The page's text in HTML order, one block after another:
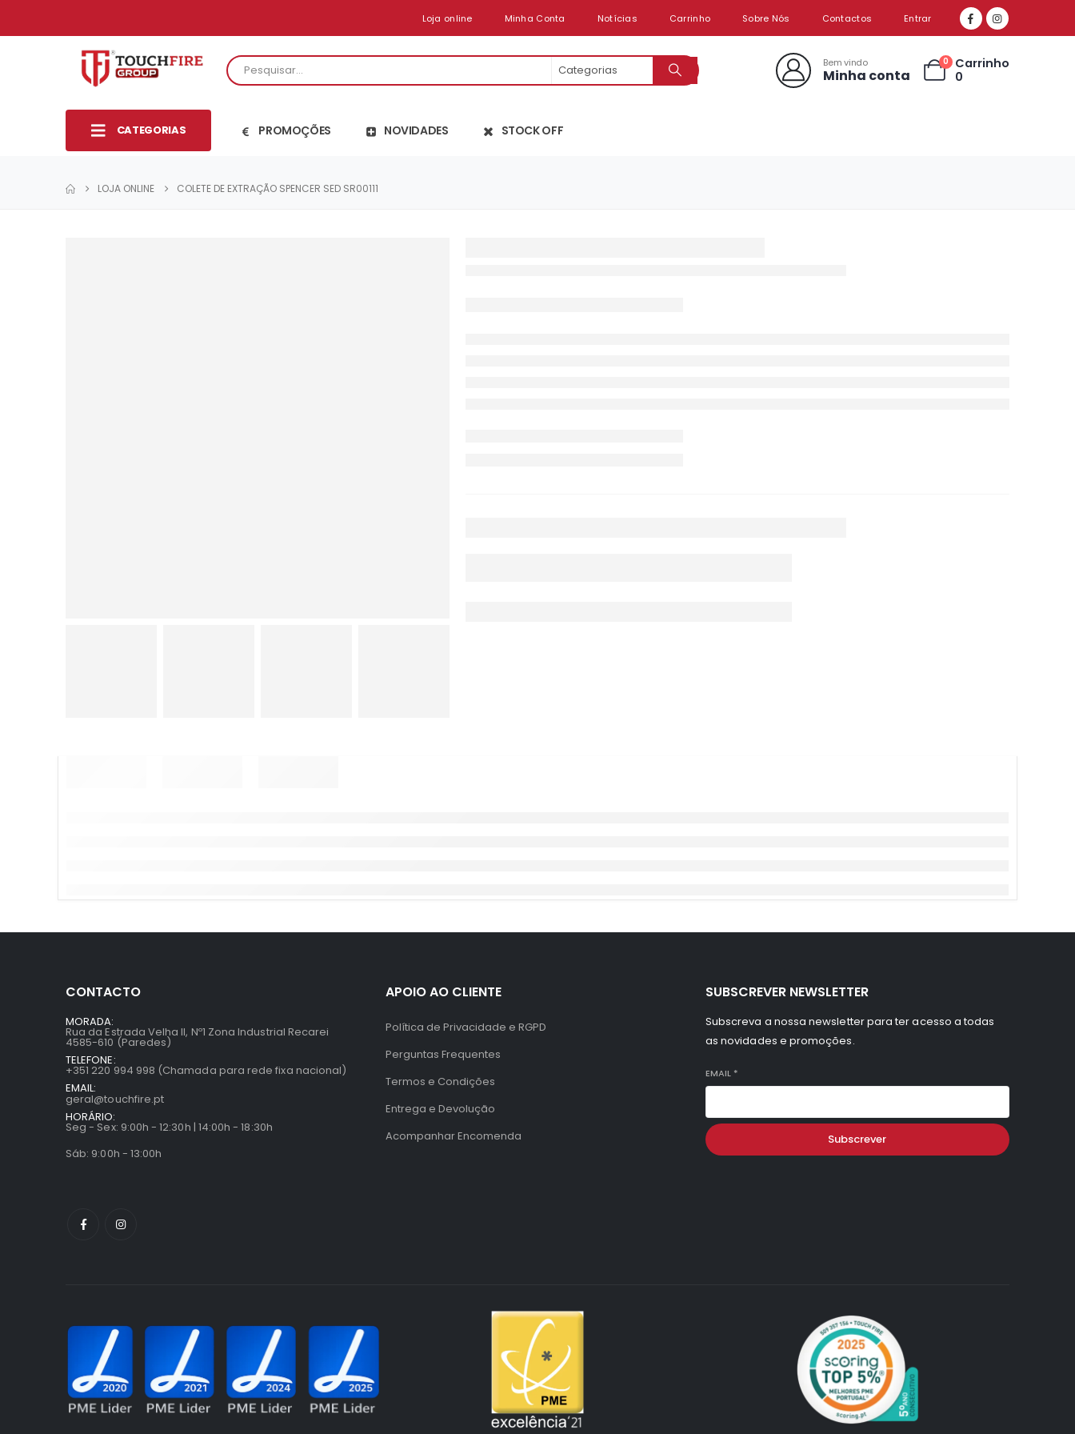
Loja online Minha Conta Notícias Carrinho Sobre Nós Contactos Entrar
Bem vindo
Minha conta
0
Carrinho
0
CATEGORIAS PROMOÇÕES NOVIDADES STOCK OFF
LOJA ONLINE COLETE DE EXTRAÇÃO SPENCER SED SR00111
CONTACTO
MORADA:
Rua da Estrada Velha II, Nº1 Zona Industrial Recarei
4585-610 (Paredes)
TELEFONE:
+351 220 994 998 (Chamada para rede fixa nacional)
EMAIL:
geral@touchfire.pt
HORÁRIO:
Seg - Sex: 9:00h - 12:30h | 14:00h - 18:30h
Sáb: 9:00h - 13:00h
APOIO AO CLIENTE
Política de Privacidade e RGPD
Perguntas Frequentes
Termos e Condições
Entrega e Devolução
Acompanhar Encomenda
SUBSCREVER NEWSLETTER
Subscreva a nossa newsletter para ter acesso a todas
as novidades e promoções.
EMAIL *
Subscrever